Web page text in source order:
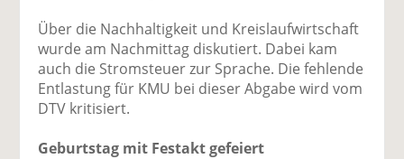
Über die Nachhaltigkeit und Kreislaufwirtschaft
wurde am Nachmittag diskutiert. Dabei kam
auch die Stromsteuer zur Sprache. Die fehlende
Entlastung für KMU bei dieser Abgabe wird vom
DTV kritisiert.
Geburtstag mit Festakt gefeiert